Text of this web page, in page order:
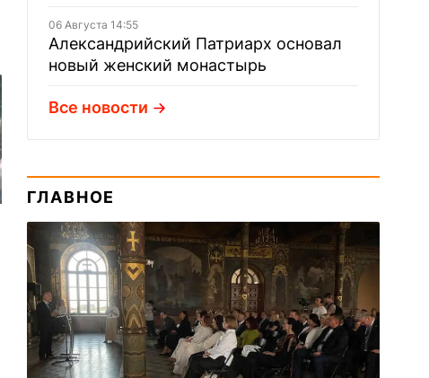
06 Августа 14:55
Александрийский Патриарх основал
новый женский монастырь
Все новости
ГЛАВНОЕ